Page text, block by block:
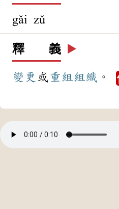
gǎi zǔ
釋 義 ▶️
變更 或 重組組織 。